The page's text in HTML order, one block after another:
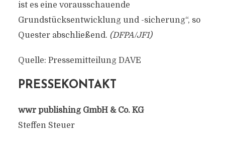
ist es eine vorausschauende
Grundstücksentwicklung und -sicherung“, so
Quester abschließend. (DFPA/JF1)
Quelle: Pressemitteilung DAVE
PRESSEKONTAKT
wwr publishing GmbH & Co. KG
Steffen Steuer